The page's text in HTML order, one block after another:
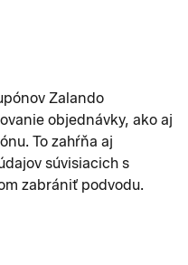
Zalando
objednávky, ako aj
To zahŕňa aj
súvisiacich s
zabrániť podvodu.